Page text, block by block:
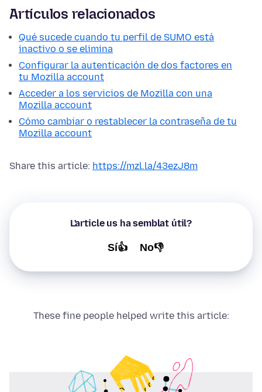
Artículos relacionados
Qué sucede cuando tu perfil de SUMO está
inactivo o se elimina
Configurar la autenticación de dos factores en
tu Mozilla account
Acceder a los servicios de Mozilla con una
Mozilla account
Cómo cambiar o restablecer la contraseña de tu
Mozilla account
Share this article: https://mzl.la/43ezJ8m
L'article us ha semblat útil?
Sí👍 No👎
These fine people helped write this article: